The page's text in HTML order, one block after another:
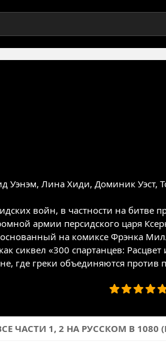
Уэнэм, Лина Хиди, Доминик Уэст,
войн, в частности на битве
армии персидского царя
на комиксе Фрэнка
сиквел «300 спартанцев:
где греки объединяются против
1, 2 НА РУССКОМ В 1080